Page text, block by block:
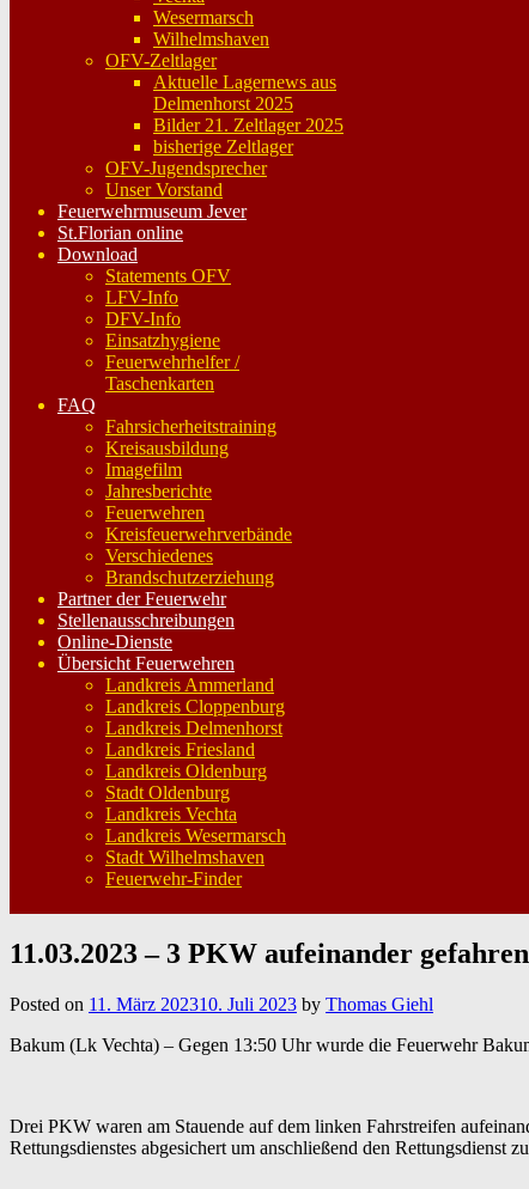
Wesermarsch
Wilhelmshaven
OFV-Zeltlager
Aktuelle Lagernews aus
Delmenhorst 2025
Bilder 21. Zeltlager 2025
bisherige Zeltlager
OFV-Jugendsprecher
Unser Vorstand
Feuerwehrmuseum Jever
St.Florian online
Download
Statements OFV
LFV-Info
DFV-Info
Einsatzhygiene
Feuerwehrhelfer /
Taschenkarten
FAQ
Fahrsicherheitstraining
Kreisausbildung
Imagefilm
Jahresberichte
Feuerwehren
Kreisfeuerwehrverbände
Verschiedenes
Brandschutzerziehung
Partner der Feuerwehr
Stellenausschreibungen
Online-Dienste
Übersicht Feuerwehren
Landkreis Ammerland
Landkreis Cloppenburg
Landkreis Delmenhorst
Landkreis Friesland
Landkreis Oldenburg
Stadt Oldenburg
Landkreis Vechta
Landkreis Wesermarsch
Stadt Wilhelmshaven
Feuerwehr-Finder
11.03.2023 – 3 PKW aufeinander
Posted on 11. März 202310. Juli 2023 by Thomas Giehl
Bakum (Lk Vechta) – Gegen 13:50 Uhr wurde die Feuerwehr
Drei PKW waren am Stauende auf dem linken Fahrstreifen
Rettungsdienstes abgesichert um anschließend den Rettungsdienst